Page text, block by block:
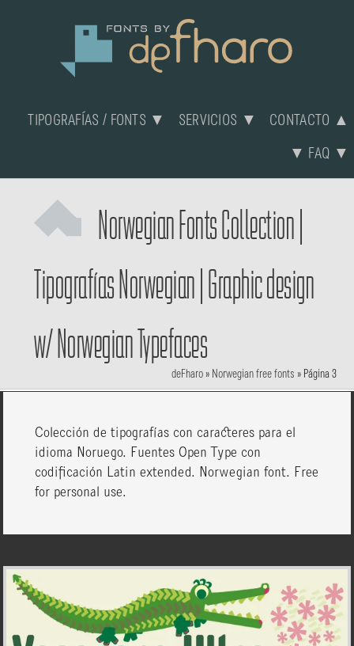
TIPOGRAFÍAS / FONTS ▼ SERVICIOS ▼ CONTACTO ▲
▼ FAQ ▼
Norwegian Fonts Collection
Tipografías Norwegian Graphic design
w/ Norwegian Typefaces
deFharo» Norwegian free fonts » Página 3
Colección de tipografías con caracteres para el
idioma Noruego. Fuentes Open Type con
codificación Latin extended. Norwegian font. Free
for personal use.